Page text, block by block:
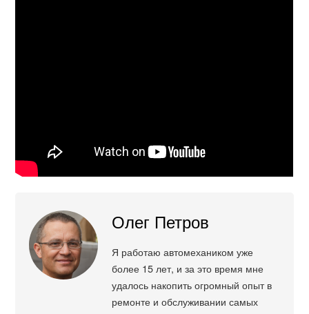
Олег Петров
Я работаю автомехаником уже
более 15 лет, и за это время мне
удалось накопить огромный опыт в
ремонте и обслуживании самых